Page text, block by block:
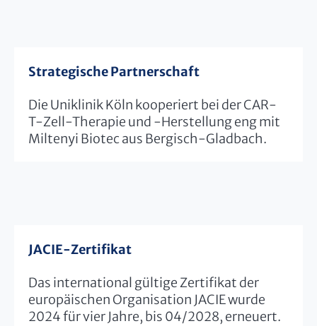
Strategische Partnerschaft
Die Uniklinik Köln kooperiert bei der CAR-
T-Zell-Therapie und -Herstellung eng mit
Miltenyi Biotec aus Bergisch-Gladbach.
JACIE-Zertifikat
Das international gültige Zertifikat der
europäischen Organisation JACIE wurde
2024 für vier Jahre, bis 04/2028, erneuert.